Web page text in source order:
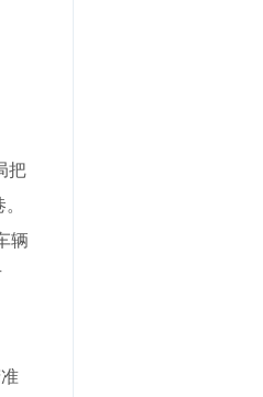
把
辆